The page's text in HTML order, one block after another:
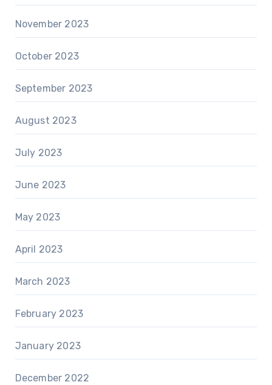
November 2023
October 2023
September 2023
August 2023
July 2023
June 2023
May 2023
April 2023
March 2023
February 2023
January 2023
December 2022